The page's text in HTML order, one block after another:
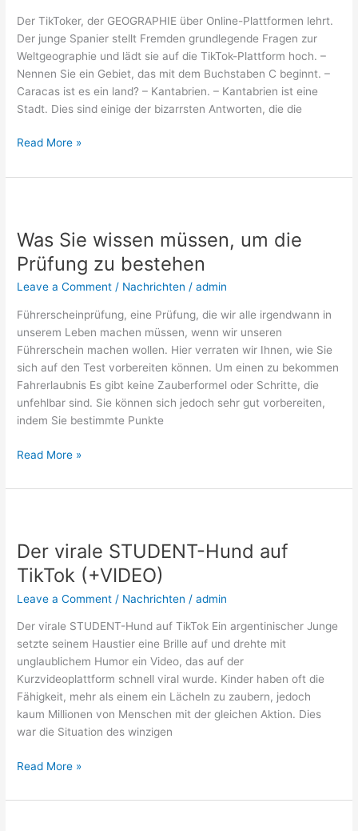
Der TikToker, der GEOGRAPHIE über Online-Plattformen lehrt.
Der junge Spanier stellt Fremden grundlegende Fragen zur
Weltgeographie und lädt sie auf die TikTok-Plattform hoch. –
Nennen Sie ein Gebiet, das mit dem Buchstaben C beginnt. –
Caracas ist es ein land? – Kantabrien. – Kantabrien ist eine
Stadt. Dies sind einige der bizarrsten Antworten, die die
von
ONLINE-
TESTS”📲
Read More »
Was Sie wissen müssen, um die
Prüfung zu bestehen
Leave a Comment / Nachrichten /admin
Führerscheinprüfung, eine Prüfung, die wir alle irgendwann in
unserem Leben machen müssen, wenn wir unseren
Führerschein machen wollen. Hier verraten wir Ihnen, wie Sie
sich auf den Test vorbereiten können. Um einen zu bekommen
Fahrerlaubnis Es gibt keine Zauberformel oder Schritte, die
unfehlbar sind. Sie können sich jedoch sehr gut vorbereiten,
indem Sie bestimmte Punkte
wissen
müssen,
um
die
Read More »
Der virale STUDENT-Hund auf
TikTok (+VIDEO)
Leave a Comment / Nachrichten /admin
Der virale STUDENT-Hund auf TikTok Ein argentinischer Junge
setzte seinem Haustier eine Brille auf und drehte mit
unglaublichem Humor ein Video, das auf der
Kurzvideoplattform schnell viral wurde. Kinder haben oft die
Fähigkeit, mehr als einem ein Lächeln zu zaubern, jedoch
kaum Millionen von Menschen mit der gleichen Aktion. Dies
war die Situation des winzigen
STUDENT-
Hund
auf
TikTok
(+VIDEO)
Read More »